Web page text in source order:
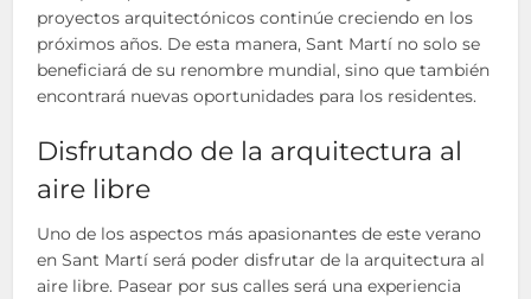
proyectos arquitectónicos continúe creciendo en los
próximos años. De esta manera, Sant Martí no solo se
beneficiará de su renombre mundial, sino que también
encontrará nuevas oportunidades para los residentes.
Disfrutando de la arquitectura al
aire libre
Uno de los aspectos más apasionantes de este verano
en Sant Martí será poder disfrutar de la arquitectura al
aire libre. Pasear por sus calles será una experiencia